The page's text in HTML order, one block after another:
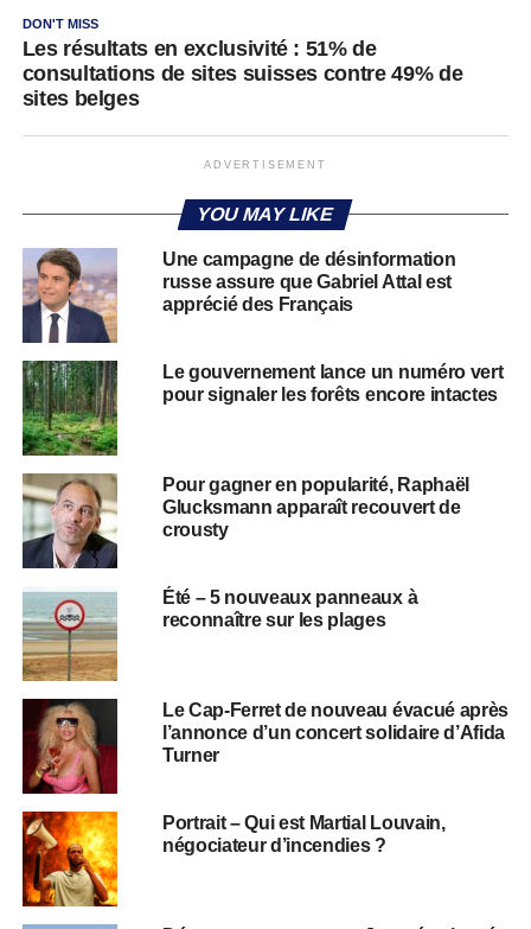
DON'T MISS
Les résultats en exclusivité : 51% de
consultations de sites suisses contre 49% de
sites belges
ADVERTISEMENT
YOU MAY LIKE
Une campagne de désinformation
russe assure que Gabriel Attal est
apprécié des Français
Le gouvernement lance un numéro vert
pour signaler les forêts encore intactes
Pour gagner en popularité, Raphaël
Glucksmann apparaît recouvert de
crousty
Été – 5 nouveaux panneaux à
reconnaître sur les plages
Le Cap-Ferret de nouveau évacué après
l’annonce d’un concert solidaire d’Afida
Turner
Portrait – Qui est Martial Louvain,
négociateur d’incendies ?